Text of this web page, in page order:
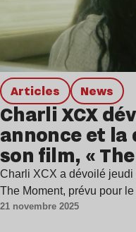
Articles news
Charli XCX
annonce et la
son film, «
Charli XCX a dévoilé
The Moment, prévu pour
21 novembre 2025